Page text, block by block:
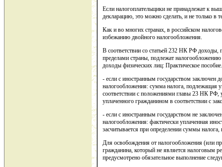
Если налогоплательщики не принадлежат к
декларацию, это можно сделать, и не только в
Как и во многих странах, в российском
избежанию двойного налогообложения.
В соответствии со статьей 232 НК РФ
пределами страны, подлежат
доходы физических лиц: Практическое
- если с иностранным государством заключен
налогообложения: сумма налога, подлежащая
соответствии с положениями главы 23 НК РФ,
уплаченного гражданином в соответствии с
- если с иностранным государством не
налогообложения: фактически уплаченная
засчитывается при определении суммы
Для освобождения от налогообложения (или
гражданина, который не является налоговым
предусмотрено обязательное выполнение